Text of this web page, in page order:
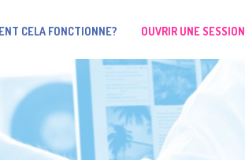
CELA FONCTIONNE? OUVRIR UNE SESSION